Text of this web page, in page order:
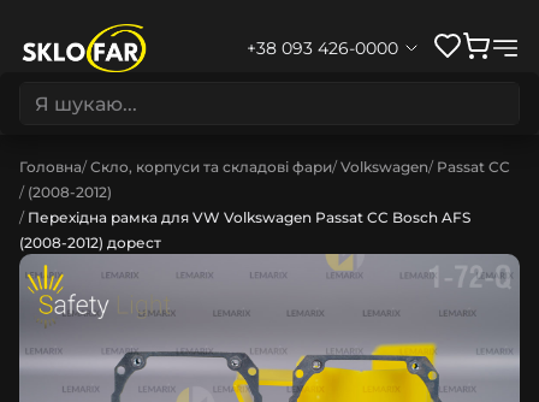
+38 093 426-0000
Головна Скло, корпуси та складові фари Volkswagen Passat CC
(2008-2012)
Перехідна рамка для VW Volkswagen Passat CC Bosch AFS
(2008-2012) дорест